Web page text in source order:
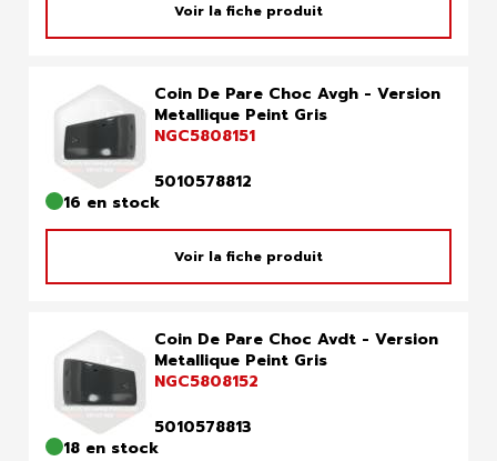
Voir la fiche produit
Coin De Pare Choc Avgh - Version
Metallique Peint Gris
NGC5808151
5010578812
16 en stock
Voir la fiche produit
Coin De Pare Choc Avdt - Version
Metallique Peint Gris
NGC5808152
5010578813
18 en stock